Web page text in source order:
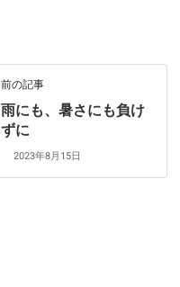
前の記事
雨にも、暑さにも負け
ずに
2023年8月15日